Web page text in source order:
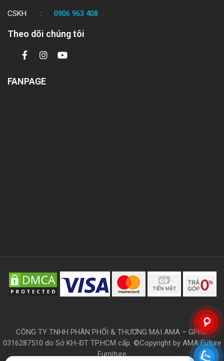
CSKH : 0906 963 408
Theo dõi chúng tôi
FANPAGE
CÔNG TY TNHH PHÂN PHỐI & THƯƠNG MẠI AMA – GPKD:
0316287510 do Sở KH-ĐT TP.HCM cấp. ©Copyright by AMA Future
Furniture